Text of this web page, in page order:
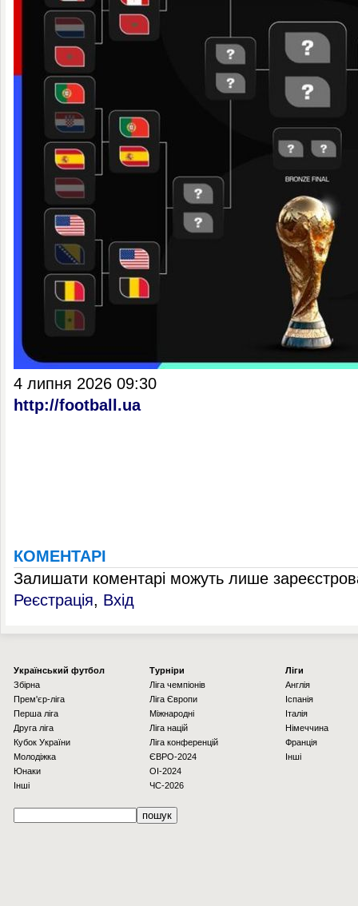
4 липня 2026 09:30
http://football.ua
КОМЕНТАРІ
Залишати коментарі можуть лише
Реєстрація, Вхід
Українcький футбол
Збірна
Прем'єр-ліга
Перша ліга
Друга ліга
Кубок України
Молодіжка
Юнаки
Інші
Турніри
Ліга чемпіонів
Ліга Європи
Міжнародні
Ліга націй
Ліга конференцій
ЄВРО-2024
OI-2024
ЧС-2026
Ліги
Англія
Іспанія
Італія
Німеччина
Франція
Інші